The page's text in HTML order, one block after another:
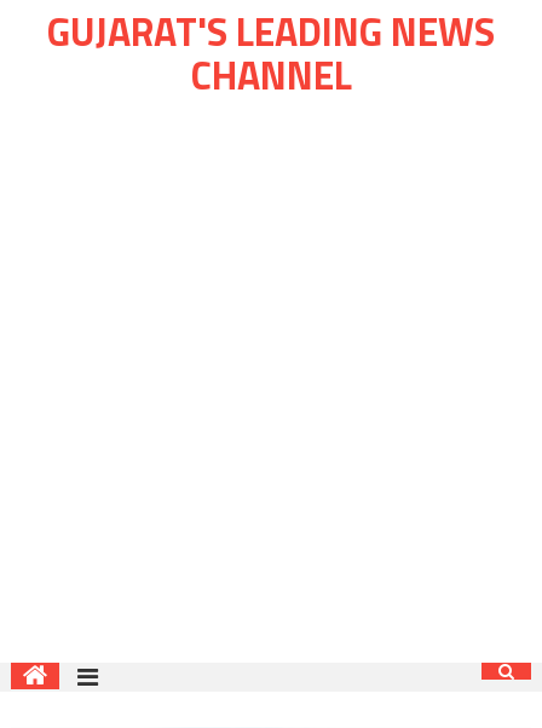
GUJARAT'S LEADING NEWS
CHANNEL